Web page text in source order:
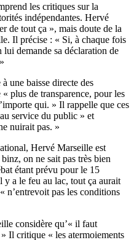
les critiques sur la
indépendantes. Hervé
de tout ça », mais doute de la
Il précise : « Si, à chaque fois
lui demande sa déclaration de
une baisse directe des
plus de transparence, pour les
qui. » Il rappelle que ces
service du public » et
nuirait pas. »
Hervé Marseille est
on ne sait pas très bien
étant prévu pour le 15
y a le feu au lac, tout ça aurait
n’entrevoit pas les conditions
considère qu’« il faut
Il critique « les atermoiements